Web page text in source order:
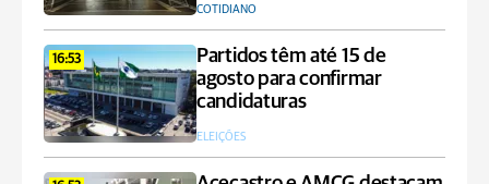
COTIDIANO
16:53
Partidos têm até 15 de
agosto para confirmar
candidaturas
ELEIÇÕES